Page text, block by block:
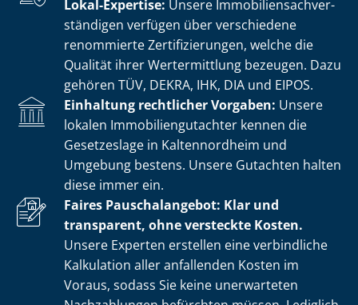
Lokal-Expertise: Unsere Im­mo­bi­li­en­sach­ver­
stän­di­gen verfügen über verschiedene
renommierte Zer­ti­fi­zie­run­gen, welche die
Qualität ihrer Wertermittlung bezeugen. Dazu
gehören TÜV, DEKRA, IHK, DIA und EIPOS.
Einhaltung rechtlicher Vorgaben: Unsere
lokalen Im­mo­bi­li­en­gut­ach­ter kennen die
Gesetzeslage in Kaltennordheim und
Umgebung bestens. Unsere Gutachten halten
diese immer ein.
Faires Pauschalangebot: Klar und
transparent, ohne versteckte Kosten.
Unsere Experten erstellen eine verbindliche
Kalkulation aller anfallenden Kosten im
Voraus, sodass Sie keine unerwarteten